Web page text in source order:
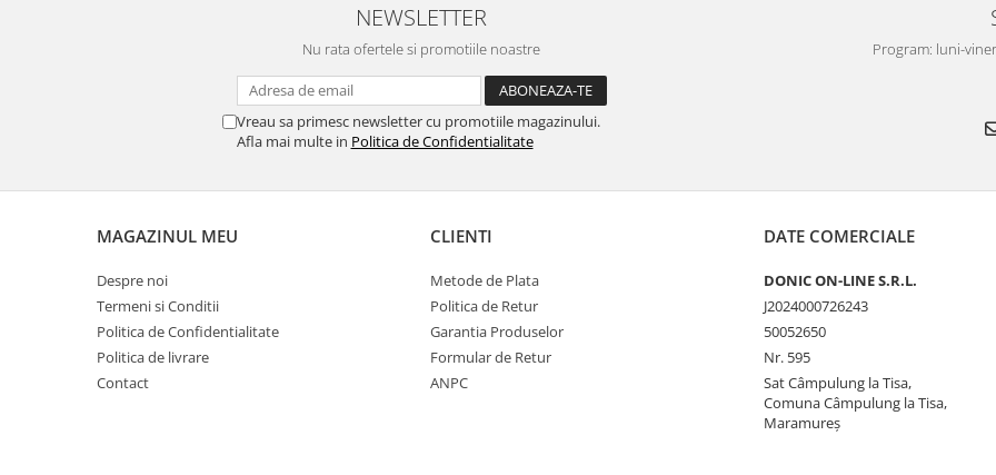
Tirbușoane și deschizătoare de
Unelte pentru altoit
Unelte pentru grădină
Motoforeze și Burghie de Pământ
NEWSLETTER
Nu rata ofertele si promotiile noastre
Vreau sa primesc newsletter cu promotiile magazinului.
Afla mai multe in Politica de Confidentialitate
Program: luni-
MAGAZINUL MEU
Despre noi
Termeni si Conditii
Politica de Confidentialitate
Politica de livrare
Contact
CLIENTI
Metode de Plata
Politica de Retur
Garantia Produselor
Formular de Retur
ANPC
DATE COMERCIALE
DONIC ON-LINE S.R.L.
J2024000726243
50052650
Nr. 595
Sat Câmpulung la Tisa,
Comuna Câmpulung la Tisa,
Maramureș